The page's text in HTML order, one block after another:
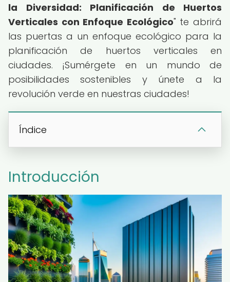
la Diversidad: Planificación de Huertos
Verticales con Enfoque Ecológico" te abrirá
las puertas a un enfoque ecológico para la
planificación de huertos verticales en
ciudades. ¡Sumérgete en un mundo de
posibilidades sostenibles y únete a la
revolución verde en nuestras ciudades!
Índice
Introducción